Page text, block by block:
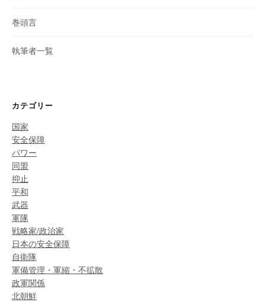
巻頭言
執筆者一覧
カテゴリー
国家
安全保障
パワー
同盟
抑止
平和
武器
軍隊
戦略家/政治家
日本の安全保障
自衛隊
軍備管理・軍縮・不拡散
政軍関係
北朝鮮